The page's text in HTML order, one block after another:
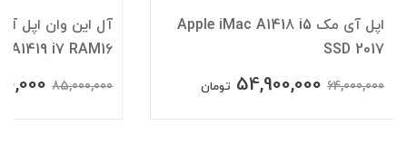
اپل آی مک Apple iMac A1418 i5
SSD 2017
64,000,000
54,900,000 تومان
A1419 i7 RAM16 گرافیک 4GB
85,000,000